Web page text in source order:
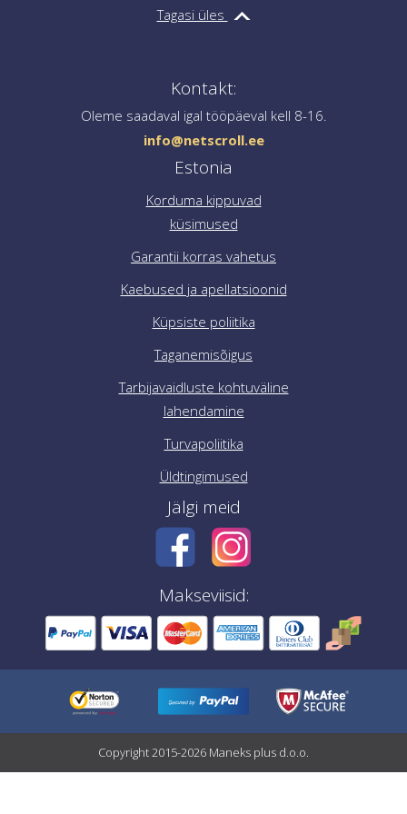
Kui vajate abi tellimuse vormistamisel, võtke meiega
ja saate juhised kaebuse esitamise
Tagasi üles
Kontakt:
Oleme saadaval igal tööpäeval kell 8-16.
info@netscroll.ee
Estonia
Korduma kippuvad
küsimused
Garantii korras vahetus
Kaebused ja apellatsioonid
Küpsiste poliitika
Taganemisõigus
Tarbijavaidluste kohtuväline
lahendamine
Turvapoliitika
Üldtingimused
Jälgi meid
Makseviisid:
Copyright 2015-2026 Maneks plus d.o.o.